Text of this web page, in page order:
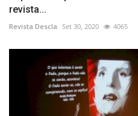
revista...
Revista Descla Set 30, 2020 4065